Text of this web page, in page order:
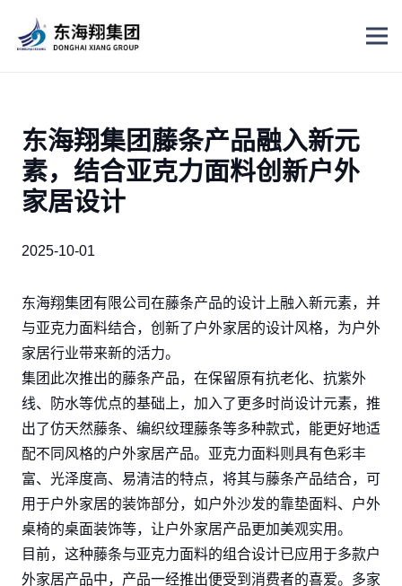
东海翔集团藤条产品融入新元
素，结合亚克力面料创新户外
家居设计
2025-10-01
东海翔集团有限公司在藤条产品的设计上融入新元素，并
与亚克力面料结合，创新了户外家居的设计风格，为户外
家居行业带来新的活力。​
集团此次推出的藤条产品，在保留原有抗老化、抗紫外
线、防水等优点的基础上，加入了更多时尚设计元素，推
出了仿天然藤条、编织纹理藤条等多种款式，能更好地适
配不同风格的户外家居产品。亚克力面料则具有色彩丰
富、光泽度高、易清洁的特点，将其与藤条产品结合，可
用于户外家居的装饰部分，如户外沙发的靠垫面料、户外
桌椅的桌面装饰等，让户外家居产品更加美观实用。​
目前，这种藤条与亚克力面料的组合设计已应用于多款户
外家居产品中，产品一经推出便受到消费者的喜爱。多家